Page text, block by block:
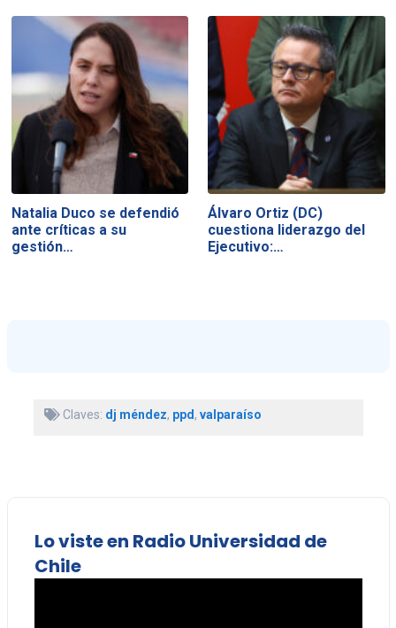
Natalia Duco se defendió
ante críticas a su
gestión…
Álvaro Ortiz (DC)
cuestiona liderazgo del
Ejecutivo:…
Claves: dj méndez, ppd, valparaíso
Lo viste en Radio Universidad de
Chile